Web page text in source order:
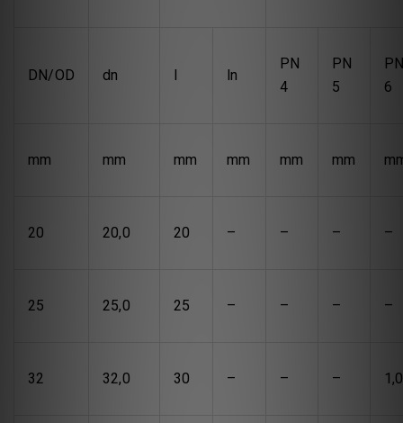
DN/OD dn l ln
PN
4
PN
5
6
mm mm mm mm mm mm
20 20,0 20 – – – –
25 25,0 25 – – – –
32 32,0 30 – – – 1,0